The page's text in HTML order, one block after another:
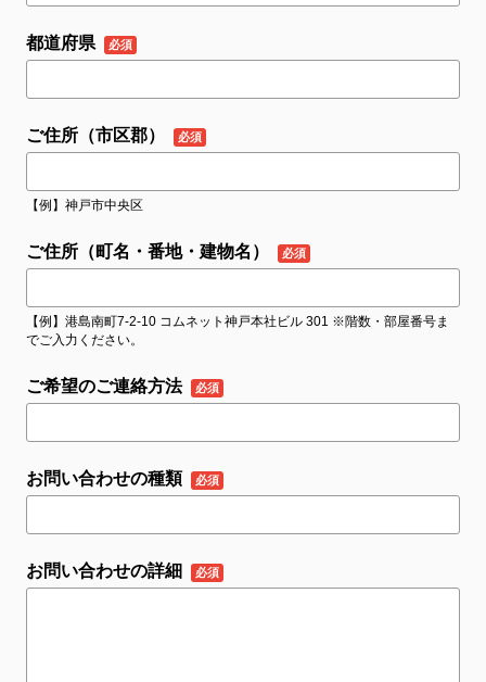
都道府県
ご住所（市区郡）
【例】神戸市中央区
ご住所（町名・番地・建物名）
【例】港島南町7-2-10 コムネット神戸本社ビル 301 ※階数・部屋番号ま
でご入力ください。
ご希望のご連絡方法
お問い合わせの種類
お問い合わせの詳細